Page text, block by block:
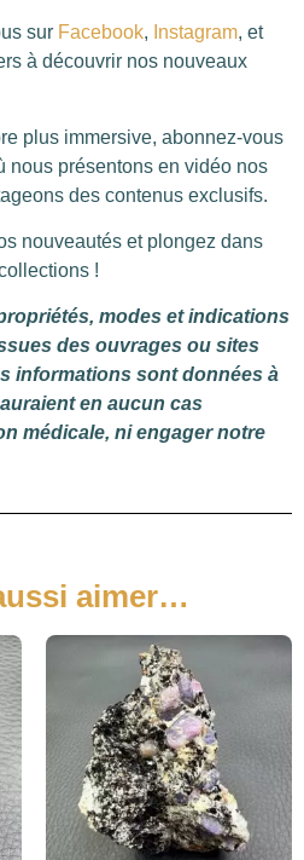
sur Facebook, Instagram, et
à découvrir nos nouveaux
plus immersive, abonnez-vous
nous présentons en vidéo nos
des contenus exclusifs.
nouveautés et plongez dans
!
modes et indications
des ouvrages ou sites
informations sont données à
en aucun cas
médicale, ni engager notre
aimer…